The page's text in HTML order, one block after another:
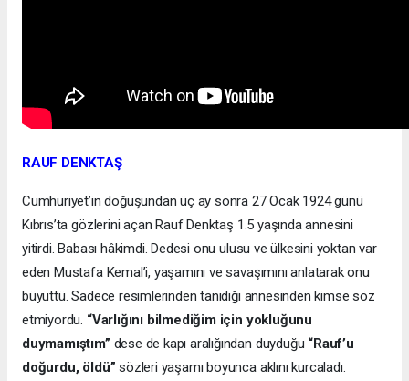
RAUF DENKTAŞ
Cumhuriyet’in doğuşundan üç ay sonra 27 Ocak 1924 günü
Kıbrıs’ta gözlerini açan Rauf Denktaş 1.5 yaşında annesini
yitirdi. Babası hâkimdi. Dedesi onu ulusu ve ülkesini yoktan var
eden Mustafa Kemal’i, yaşamını ve savaşımını anlatarak onu
büyüttü. Sadece resimlerinden tanıdığı annesinden kimse söz
etmiyordu. “Varlığını bilmediğim için yokluğunu
duymamıştım” dese de kapı aralığından duyduğu “Rauf’u
doğurdu, öldü” sözleri yaşamı boyunca aklını kurcaladı.